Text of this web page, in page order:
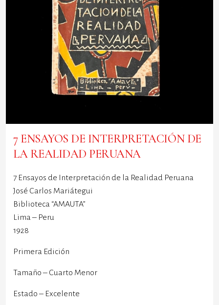
7 ENSAYOS DE INTERPRETACIÓN DE
LA REALIDAD PERUANA
7 Ensayos de Interpretación de la Realidad Peruana
José Carlos Mariátegui
Biblioteca “AMAUTA”
Lima – Peru
1928
Primera Edición
Tamaño – Cuarto Menor
Estado – Excelente